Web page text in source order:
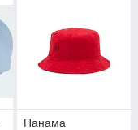
Панама